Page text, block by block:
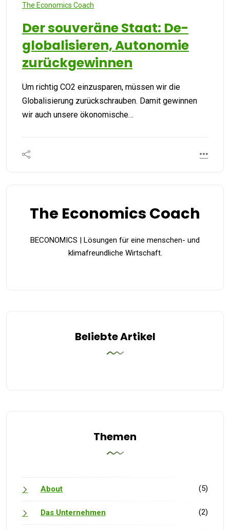
The Economics Coach
Der souveräne Staat: De-
globalisieren, Autonomie
zurückgewinnen
Um richtig CO2 einzusparen, müssen wir die
Globalisierung zurückschrauben. Damit gewinnen
wir auch unsere ökonomische…
The Economics Coach
BECONOMICS | Lösungen für eine menschen- und
klimafreundliche Wirtschaft.
Beliebte Artikel
Themen
About (5)
Das Unternehmen (2)